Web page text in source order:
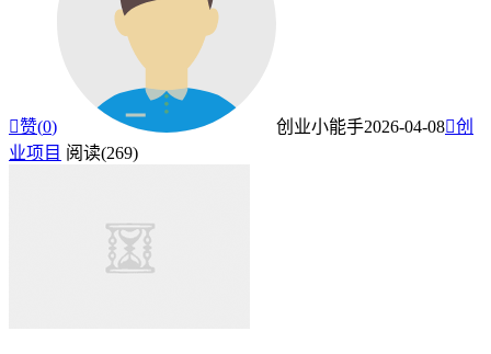
赞(0) 创业小能手2026-04-08创
业项目 阅读(269)